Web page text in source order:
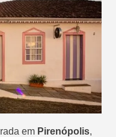
em Pirenópolis,